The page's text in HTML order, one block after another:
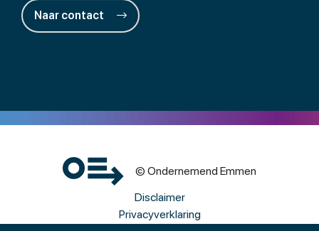
Naar contact
© Ondernemend Emmen
Disclaimer
Privacyverklaring